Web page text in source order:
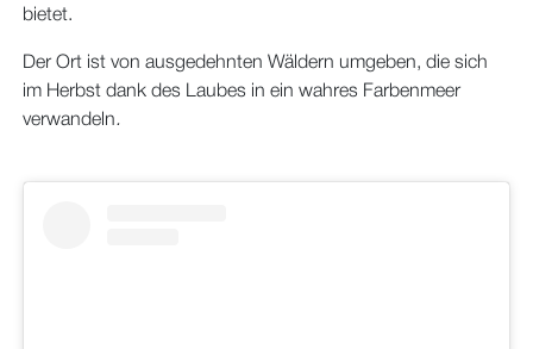
bietet.
Der Ort ist von ausgedehnten Wäldern umgeben, die sich
im Herbst dank des Laubes in ein wahres Farbenmeer
verwandeln.